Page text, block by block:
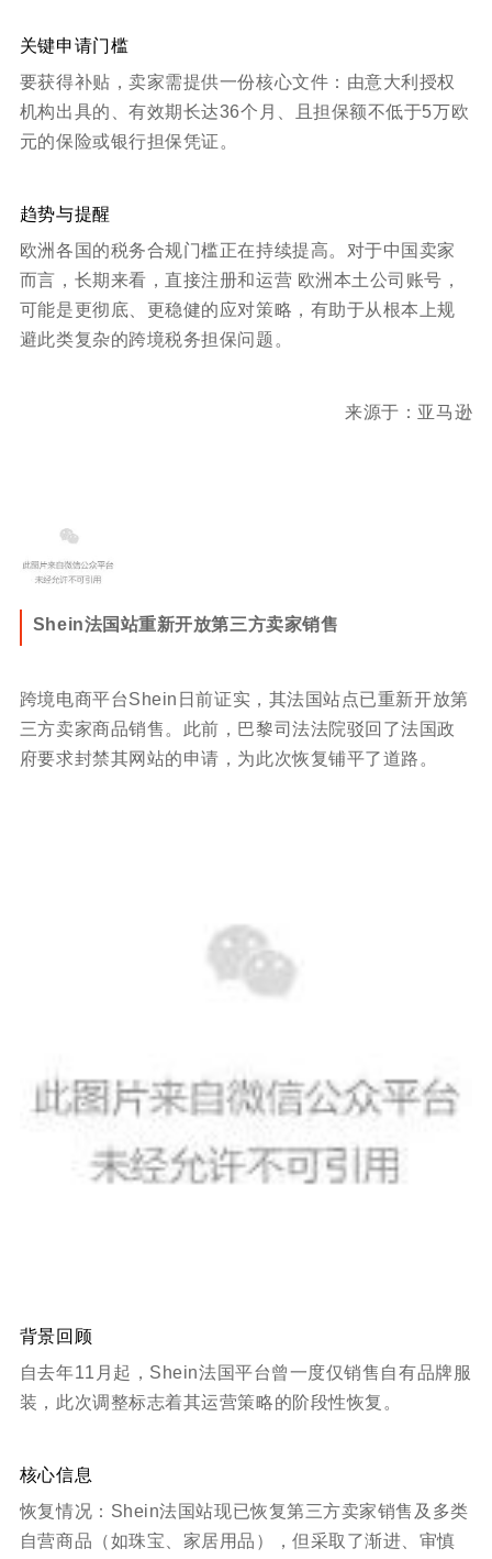
关键申请门槛
要获得补贴，卖家需提供一份核心文件：由意大利授权
机构出具的、有效期长达36个月、且担保额不低于5万欧
元的保险或银行担保凭证。
趋势与提醒
欧洲各国的税务合规门槛正在持续提高。对于中国卖家
而言，长期来看，直接注册和运营 欧洲本土公司账号，
可能是更彻底、更稳健的应对策略，有助于从根本上规
避此类复杂的跨境税务担保问题。
来源于： 亚马逊
Shein法国站重新开放第三方卖家销售
跨境电商平台Shein日前证实，其法国站点已重新开放第
三方卖家商品销售。此前，巴黎司法法院驳回了法国政
府要求封禁其网站的申请，为此次恢复铺平了道路。
背景回顾
自去年11月起，Shein法国平台曾一度仅销售自有品牌服
装，此次调整标志着其运营策略的阶段性恢复。
核心信息
恢复情况：Shein法国站现已恢复第三方卖家销售及多类
自营商品（如珠宝、家居用品），但采取了渐进、审慎